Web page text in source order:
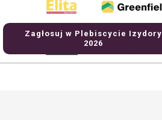
Zagłosuj w Plebiscycie Izydory
2026